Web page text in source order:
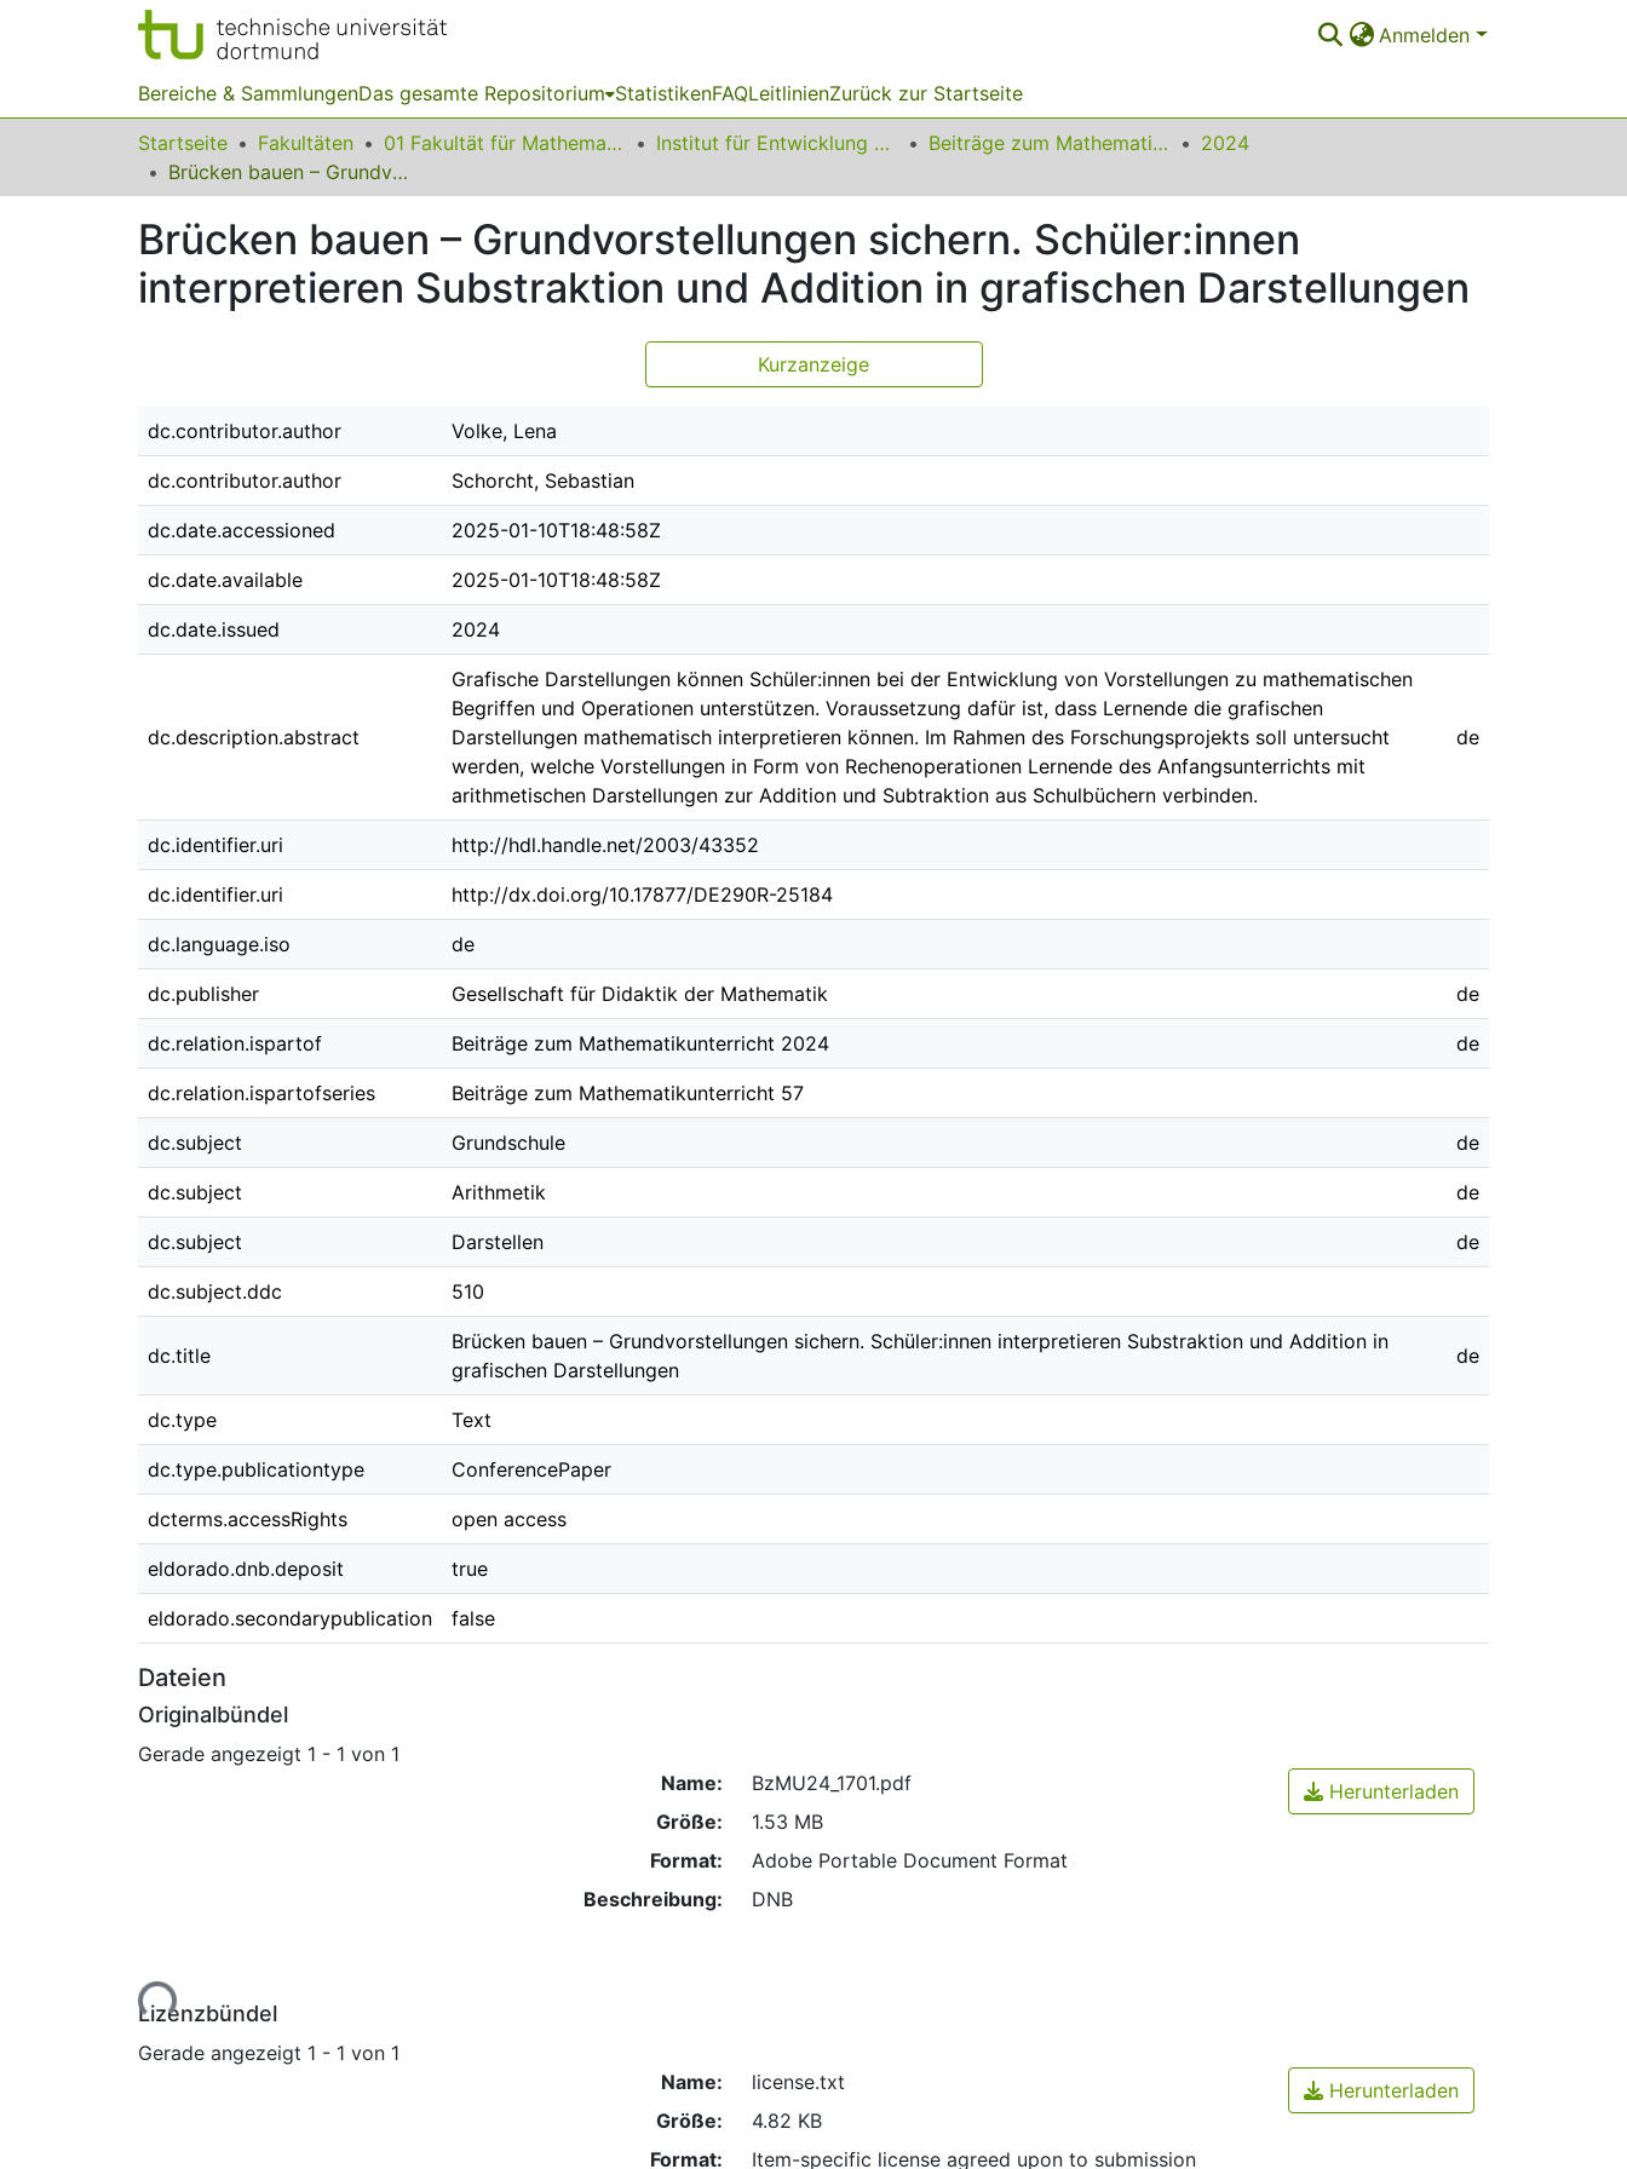
Anmelden
Bereiche & SammlungenDas gesamte Repositorium StatistikenFAQLeitlinienZurück zur Startseite
Startseite Fakultäten 01 Fakultät für Mathematik Institut für Entwicklung und Erforschung des Mathematikunterrichts Beiträge zum Mathematikunterricht
2024
Brücken bauen – Grundvorstellungen sichern. Schüler:innen interpretieren Substraktion und Addition in grafischen Darstellungen
Brücken bauen – Grundvorstellungen sichern. Schüler:innen
interpretieren Substraktion und Addition in grafischen Darstellungen
Kurzanzeige
dc.contributor.author Volke, Lena
dc.contributor.author Schorcht, Sebastian
dc.date.accessioned 2025-01-10T18:48:58Z
dc.date.available 2025-01-10T18:48:58Z
dc.date.issued 2024
dc.description.abstract
Grafische Darstellungen können Schüler:innen bei der Entwicklung von Vorstellungen zu mathematischen
Begriffen und Operationen unterstützen. Voraussetzung dafür ist, dass Lernende die grafischen
Darstellungen mathematisch interpretieren können. Im Rahmen des Forschungsprojekts soll untersucht
werden, welche Vorstellungen in Form von Rechenoperationen Lernende des Anfangsunterrichts mit
arithmetischen Darstellungen zur Addition und Subtraktion aus Schulbüchern verbinden.
de
dc.identifier.uri http://hdl.handle.net/2003/43352
dc.identifier.uri http://dx.doi.org/10.17877/DE290R-25184
dc.language.iso de
dc.publisher Gesellschaft für Didaktik der Mathematik de
dc.relation.ispartof Beiträge zum Mathematikunterricht 2024 de
dc.relation.ispartofseries Beiträge zum Mathematikunterricht 57
dc.subject Grundschule de
dc.subject Arithmetik de
dc.subject Darstellen de
dc.subject.ddc 510
dc.title
Brücken bauen – Grundvorstellungen sichern. Schüler:innen interpretieren Substraktion und Addition in
grafischen Darstellungen
de
dc.type Text
dc.type.publicationtype ConferencePaper
dcterms.accessRights open access
eldorado.dnb.deposit true
eldorado.secondarypublication false
Dateien
Originalbündel
Gerade angezeigt 1 - 1 von 1
Lade...
Name:
BzMU24_1701.pdf
Größe:
1.53 MB
Format:
Adobe Portable Document Format
Beschreibung:
DNB
Herunterladen
Lizenzbündel
Gerade angezeigt 1 - 1 von 1
Name:
license.txt
Größe:
4.82 KB
Format:
Item-specific license agreed upon to submission
Herunterladen